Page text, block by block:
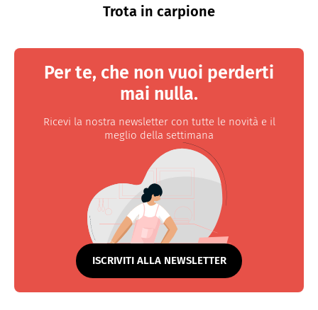
Trota in carpione
Per te, che non vuoi perderti
mai nulla.
Ricevi la nostra newsletter con tutte le novità e il
meglio della settimana
ISCRIVITI ALLA NEWSLETTER